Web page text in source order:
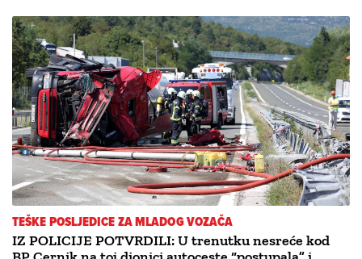
TEŠKE POSLJEDICE ZA MLADOG VOZAČA
IZ POLICIJE POTVRDILI: U trenutku nesreće kod